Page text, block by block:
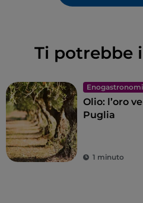
Ti potrebbe
Olio: l’oro
Puglia
1 minuto